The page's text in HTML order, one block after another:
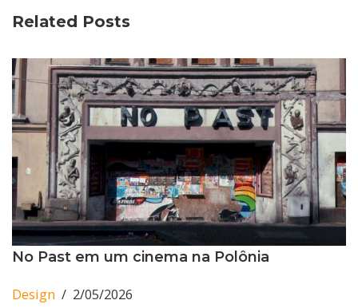
Related Posts
No Past em um cinema na Polônia
Design 2/05/2026